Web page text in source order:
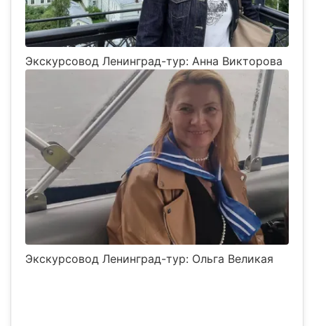
Экскурсовод Ленинград-тур: Анна Викторова
Экскурсовод Ленинград-тур: Ольга Великая